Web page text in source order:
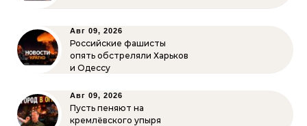
Авг 09, 2026
Российские фашисты
опять обстреляли Харьков
и Одессу
Авг 09, 2026
Пусть пеняют на
кремлёвского упыря